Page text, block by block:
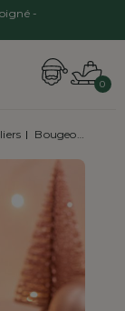
-
0
Bougeoir rose fleur de lotus verre Ø11cm